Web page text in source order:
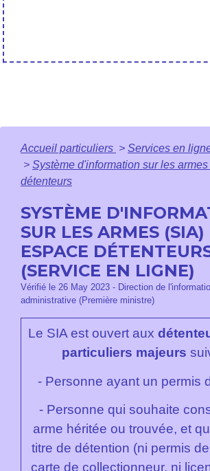
Accueil particuliers > Services en
> Système d'information sur les
détenteurs
SYSTÈME
SUR LES ARMES (SIA)
ESPACE
(SERVICE EN LIGNE)
Vérifié le 26 May 2023 - Direction de
administrative (Première ministre)
Le SIA est ouvert aux
particuliers majeurs
- Personne ayant un permis
- Personne qui souhaite
arme héritée ou trouvée, et
titre de détention (ni permis
carte de collectionneur, ni